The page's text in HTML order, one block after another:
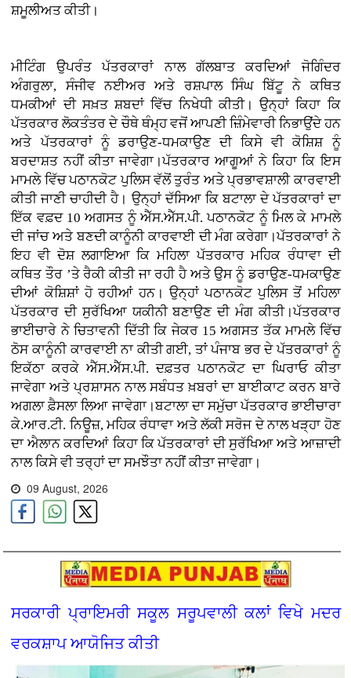
ਸ਼ਮੂਲੀਅਤ ਕੀਤੀ।
ਮੀਟਿੰਗ ਉਪਰੰਤ ਪੱਤਰਕਾਰਾਂ ਨਾਲ ਗੱਲਬਾਤ ਕਰਦਿਆਂ ਜੋਗਿੰਦਰ
ਅੰਗਰੁਲਾ, ਸੰਜੀਵ ਨਈਅਰ ਅਤੇ ਰਸ਼ਪਾਲ ਸਿੰਘ ਬਿੱਟੂ ਨੇ ਕਥਿਤ
ਧਮਕੀਆਂ ਦੀ ਸਖ਼ਤ ਸ਼ਬਦਾਂ ਵਿੱਚ ਨਿਖੇਧੀ ਕੀਤੀ। ਉਨ੍ਹਾਂ ਕਿਹਾ ਕਿ
ਪੱਤਰਕਾਰ ਲੋਕਤੰਤਰ ਦੇ ਚੌਥੇ ਥੰਮ੍ਹ ਵਜੋਂ ਆਪਣੀ ਜ਼ਿੰਮੇਵਾਰੀ ਨਿਭਾਉਂਦੇ ਹਨ
ਅਤੇ ਪੱਤਰਕਾਰਾਂ ਨੂੰ ਡਰਾਉਣ-ਧਮਕਾਉਣ ਦੀ ਕਿਸੇ ਵੀ ਕੋਸ਼ਿਸ਼ ਨੂੰ
ਬਰਦਾਸ਼ਤ ਨਹੀਂ ਕੀਤਾ ਜਾਵੇਗਾ।ਪੱਤਰਕਾਰ ਆਗੂਆਂ ਨੇ ਕਿਹਾ ਕਿ ਇਸ
ਮਾਮਲੇ ਵਿੱਚ ਪਠਾਨਕੋਟ ਪੁਲਿਸ ਵੱਲੋਂ ਤੁਰੰਤ ਅਤੇ ਪ੍ਰਭਾਵਸ਼ਾਲੀ ਕਾਰਵਾਈ
ਕੀਤੀ ਜਾਣੀ ਚਾਹੀਦੀ ਹੈ। ਉਨ੍ਹਾਂ ਦੱਸਿਆ ਕਿ ਬਟਾਲਾ ਦੇ ਪੱਤਰਕਾਰਾਂ ਦਾ
ਇੱਕ ਵਫ਼ਦ 10 ਅਗਸਤ ਨੂੰ ਐੱਸ.ਐੱਸ.ਪੀ. ਪਠਾਨਕੋਟ ਨੂੰ ਮਿਲ ਕੇ ਮਾਮਲੇ
ਦੀ ਜਾਂਚ ਅਤੇ ਬਣਦੀ ਕਾਨੂੰਨੀ ਕਾਰਵਾਈ ਦੀ ਮੰਗ ਕਰੇਗਾ।ਪੱਤਰਕਾਰਾਂ ਨੇ
ਇਹ ਵੀ ਦੋਸ਼ ਲਗਾਇਆ ਕਿ ਮਹਿਲਾ ਪੱਤਰਕਾਰ ਮਹਿਕ ਰੰਧਾਵਾ ਦੀ
ਕਥਿਤ ਤੌਰ ’ਤੇ ਰੈਕੀ ਕੀਤੀ ਜਾ ਰਹੀ ਹੈ ਅਤੇ ਉਸ ਨੂੰ ਡਰਾਉਣ-ਧਮਕਾਉਣ
ਦੀਆਂ ਕੋਸ਼ਿਸ਼ਾਂ ਹੋ ਰਹੀਆਂ ਹਨ। ਉਨ੍ਹਾਂ ਪਠਾਨਕੋਟ ਪੁਲਿਸ ਤੋਂ ਮਹਿਲਾ
ਪੱਤਰਕਾਰ ਦੀ ਸੁਰੱਖਿਆ ਯਕੀਨੀ ਬਣਾਉਣ ਦੀ ਮੰਗ ਕੀਤੀ।ਪੱਤਰਕਾਰ
ਭਾਈਚਾਰੇ ਨੇ ਚਿਤਾਵਨੀ ਦਿੱਤੀ ਕਿ ਜੇਕਰ 15 ਅਗਸਤ ਤੱਕ ਮਾਮਲੇ ਵਿੱਚ
ਠੋਸ ਕਾਨੂੰਨੀ ਕਾਰਵਾਈ ਨਾ ਕੀਤੀ ਗਈ, ਤਾਂ ਪੰਜਾਬ ਭਰ ਦੇ ਪੱਤਰਕਾਰਾਂ ਨੂੰ
ਇਕੱਠਾ ਕਰਕੇ ਐੱਸ.ਐੱਸ.ਪੀ. ਦਫ਼ਤਰ ਪਠਾਨਕੋਟ ਦਾ ਘਿਰਾਓ ਕੀਤਾ
ਜਾਵੇਗਾ ਅਤੇ ਪ੍ਰਸ਼ਾਸਨ ਨਾਲ ਸਬੰਧਤ ਖ਼ਬਰਾਂ ਦਾ ਬਾਈਕਾਟ ਕਰਨ ਬਾਰੇ
ਅਗਲਾ ਫ਼ੈਸਲਾ ਲਿਆ ਜਾਵੇਗਾ।ਬਟਾਲਾ ਦਾ ਸਮੁੱਚਾ ਪੱਤਰਕਾਰ ਭਾਈਚਾਰਾ
ਕੇ.ਆਰ.ਟੀ. ਨਿਊਜ਼, ਮਹਿਕ ਰੰਧਾਵਾ ਅਤੇ ਲੱਕੀ ਸਰੋਜ ਦੇ ਨਾਲ ਖੜ੍ਹਾ ਹੋਣ
ਦਾ ਐਲਾਨ ਕਰਦਿਆਂ ਕਿਹਾ ਕਿ ਪੱਤਰਕਾਰਾਂ ਦੀ ਸੁਰੱਖਿਆ ਅਤੇ ਆਜ਼ਾਦੀ
ਨਾਲ ਕਿਸੇ ਵੀ ਤਰ੍ਹਾਂ ਦਾ ਸਮਝੌਤਾ ਨਹੀਂ ਕੀਤਾ ਜਾਵੇਗਾ।
09 August, 2026
ਸਰਕਾਰੀ ਪ੍ਰਾਇਮਰੀ ਸਕੂਲ ਸਰੂਪਵਾਲੀ ਕਲਾਂ ਵਿਖੇ ਮਦਰ
ਵਰਕਸ਼ਾਪ ਆਯੋਜਿਤ ਕੀਤੀ